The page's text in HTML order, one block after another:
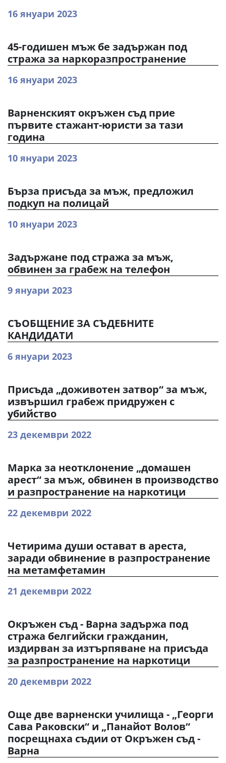
16 януари 2023
45-годишен мъж бе задържан под
стража за наркоразпространение
16 януари 2023
Варненският окръжен съд прие
първите стажант-юристи за тази
година
10 януари 2023
Бърза присъда за мъж, предложил
подкуп на полицай
10 януари 2023
Задържане под стража за мъж,
обвинен за грабеж на телефон
9 януари 2023
СЪОБЩЕНИЕ ЗА СЪДЕБНИТЕ
КАНДИДАТИ
6 януари 2023
Присъда „доживотен затвор“ за мъж,
извършил грабеж придружен с
убийство
23 декември 2022
Марка за неотклонение „домашен
арест“ за мъж, обвинен в производство
и разпространение на наркотици
22 декември 2022
Четирима души остават в ареста,
заради обвинение в разпространение
на метамфетамин
21 декември 2022
Окръжен съд - Варна задържа под
стража белгийски гражданин,
издирван за изтърпяване на присъда
за разпространение на наркотици
20 декември 2022
Още две варненски училища - „Георги
Сава Раковски“ и „Панайот Волов“
посрещнаха съдии от Окръжен съд -
Варна